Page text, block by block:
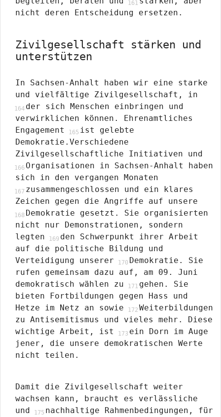
nicht deren Entscheidung ersetzen.
Zivilgesellschaft stärken und
unterstützen
In Sachsen-Anhalt haben wir eine starke
und vielfältige Zivilgesellschaft, in
der sich Menschen einbringen und
verwirklichen können. Ehrenamtliches
Engagement
ist gelebte
Demokratie.Verschiedene
Zivilgesellschaftliche Initiativen und
Organisationen in Sachsen-Anhalt haben
sich in den vergangen Monaten
zusammengeschlossen und ein klares
Zeichen gegen die Angriffe auf unsere
Demokratie gesetzt. Sie organisierten
nicht nur Demonstrationen, sondern
legten
den Schwerpunkt ihrer Arbeit
auf die politische Bildung und
Verteidigung unserer
Demokratie. Sie
rufen gemeinsam dazu auf, am 09. Juni
demokratisch wählen zu
gehen. Sie
bieten Fortbildungen gegen Hass und
Hetze im Netz an sowie
Weiterbildungen
zu Antisemitismus und vieles mehr. Diese
wichtige Arbeit, ist
ein Dorn im Auge
jener, die unsere demokratischen Werte
nicht teilen.
Damit die Zivilgesellschaft weiter
wachsen kann, braucht es verlässliche
und
nachhaltige Rahmenbedingungen, für